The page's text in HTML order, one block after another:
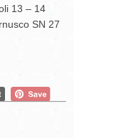
13 – 14
SN 27